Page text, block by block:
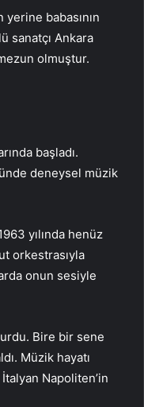
babasının
sanatçı Ankara
olmuştur.
başladı.
deneysel müzik
yılında henüz
orkestrasıyla
onun sesiyle
Bire bir sene
Müzik hayatı
Napoliten’in